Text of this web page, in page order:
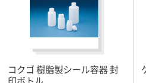
コクゴ 樹脂製シール容器 封
印ボトル